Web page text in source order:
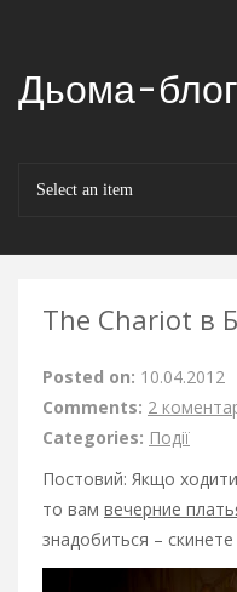
Дьома-блог
The Chariot в
Posted on: 10.04.2012
Comments: 2
Categories: Події
Постовий: Якщо
то вам вечерние
знадобиться – скинете